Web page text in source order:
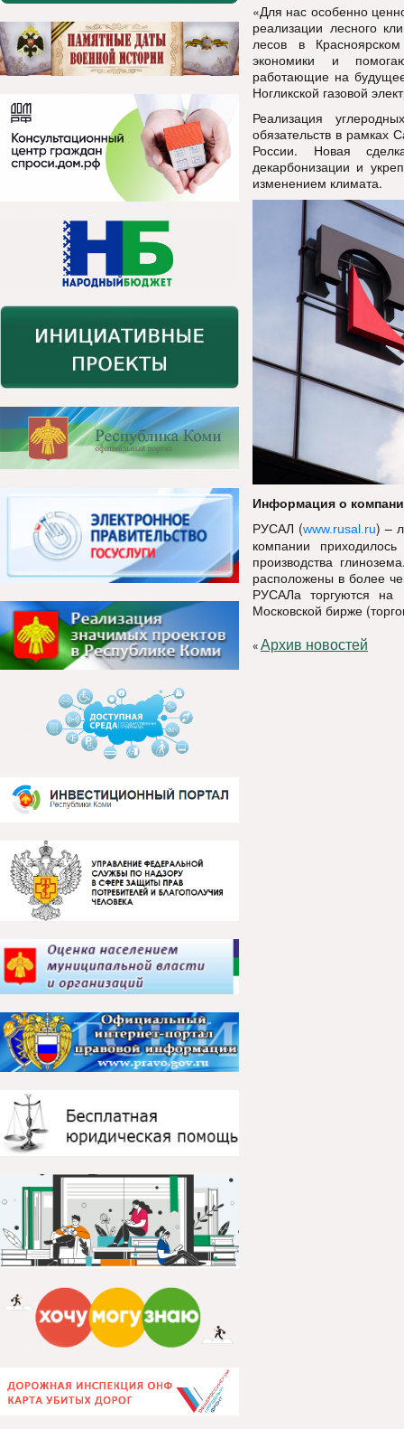
«Для нас особенно
реализации лесного
лесов в
экономики и
работающие на
Ногликской газовой
Реализация
обязательств в рамках
России. Новая
декарбонизации и
изменением климата.
Информация о
РУСАЛ (www.rusal.ru) –
компании
производства
расположены в более
РУСАЛа торгуются на
Московской бирже
«Архив новостей